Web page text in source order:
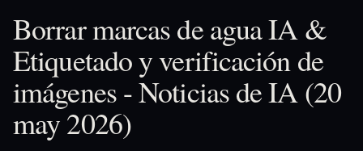
Borrar marcas de agua IA &
Etiquetado y verificación de
imágenes - Noticias de IA (20
may 2026)